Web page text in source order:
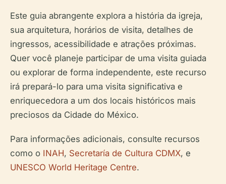
Este guia abrangente explora a história da igreja,
sua arquitetura, horários de visita, detalhes de
ingressos, acessibilidade e atrações próximas.
Quer você planeje participar de uma visita guiada
ou explorar de forma independente, este recurso
irá prepará-lo para uma visita significativa e
enriquecedora a um dos locais históricos mais
preciosos da Cidade do México.
Para informações adicionais, consulte recursos
como o INAH, Secretaría de Cultura CDMX, e
UNESCO World Heritage Centre.